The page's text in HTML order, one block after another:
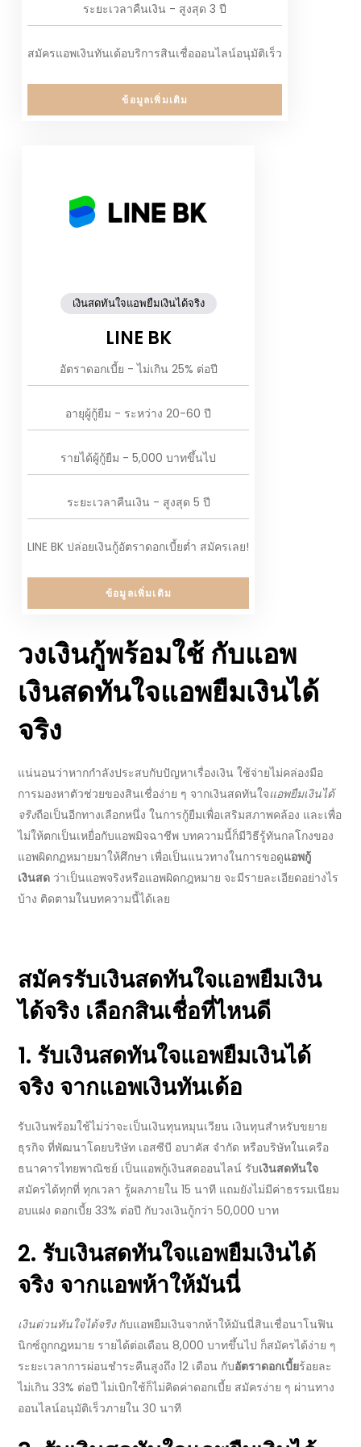
ระยะเวลาคืนเงิน - สูงสุด 3 ปี
สมัครแอพเงินทันเด้อบริการสินเชื่อออนไลน์อนุมัติเร็ว
ข้อมูลเพิ่มเติม
เงินสดทันใจแอพยืมเงินได้จริง
LINE BK
อัตราดอกเบี้ย - ไม่เกิน 25% ต่อปี
อายุผู้กู้ยืม - ระหว่าง 20-60 ปี
รายได้ผู้กู้ยืม - 5,000 บาทขึ้นไป
ระยะเวลาคืนเงิน - สูงสุด 5 ปี
LINE BK ปล่อยเงินกู้อัตราดอกเบี้ยต่ำ สมัครเลย!
ข้อมูลเพิ่มเติม
วงเงินกู้พร้อมใช้ กับแอพ
เงินสดทันใจแอพยืมเงินได้
จริง
แน่นอนว่าหากกำลังประสบกับปัญหาเรื่องเงิน ใช้จ่ายไม่คล่องมือ
การมองหาตัวช่วยของสินเชื่อง่าย ๆ จากเงินสดทันใจแอพยืมเงินได้
จริงถือเป็นอีกทางเลือกหนึ่ง ในการกู้ยืมเพื่อเสริมสภาพคล้อง และเพื่อ
ไม่ให้ตกเป็นเหยื่อกับแอพมิจฉาชีพ บทความนี้ก็มีวิธีรู้ทันกลโกงของ
แอพผิดกฏหมายมาให้ศึกษา เพื่อเป็นแนวทางในการขอดูแอพกู้
เงินสด ว่าเป็นแอพจริงหรือแอพผิดกฎหมาย จะมีรายละเอียดอย่างไร
บ้าง ติดตามในบทความนี้ได้เลย
สมัครรับเงินสดทันใจแอพยืมเงิน
ได้จริง เลือกสินเชื่อที่ไหนดี
1. รับเงินสดทันใจแอพยืมเงินได้
จริง จากแอพเงินทันเด้อ
รับเงินพร้อมใช้ไม่ว่าจะเป็นเงินทุนหมุนเวียน เงินทุนสำหรับขยาย
ธุรกิจ ที่พัฒนาโดยบริษัท เอสซีบี อบาคัส จำกัด หรือบริษัทในเครือ
ธนาคารไทยพาณิชย์ เป็นแอพกู้เงินสดออนไลน์ รับเงินสดทันใจ
สมัครได้ทุกที่ ทุกเวลา รู้ผลภายใน 15 นาที แถมยังไม่มีค่าธรรมเนียม
อบแฝง ดอกเบี้ย 33% ต่อปี กับวงเงินกู้กว่า 50,000 บาท
2. รับเงินสดทันใจแอพยืมเงินได้
จริง จากแอพห้าให้มันนี่
เงินด่วนทันใจได้จริงกับแอพยืมเงินจากห้าให้มันนี่สินเชื่อนาโนฟิน
นิกซ์ถูกกฎหมาย รายได้ต่อเดือน 8,000 บาทขึ้นไป ก็สมัครได้ง่าย ๆ
ระยะเวลาการผ่อนชำระคืนสูงถึง 12 เดือน กับอัตราดอกเบี้ยร้อยละ
ไม่เกิน 33% ต่อปี ไม่เบิกใช้ก็ไม่คิดค่าดอกเบี้ย สมัครง่าย ๆ ผ่านทาง
ออนไลน์อนุมัติเร็วภายใน 30 นาที